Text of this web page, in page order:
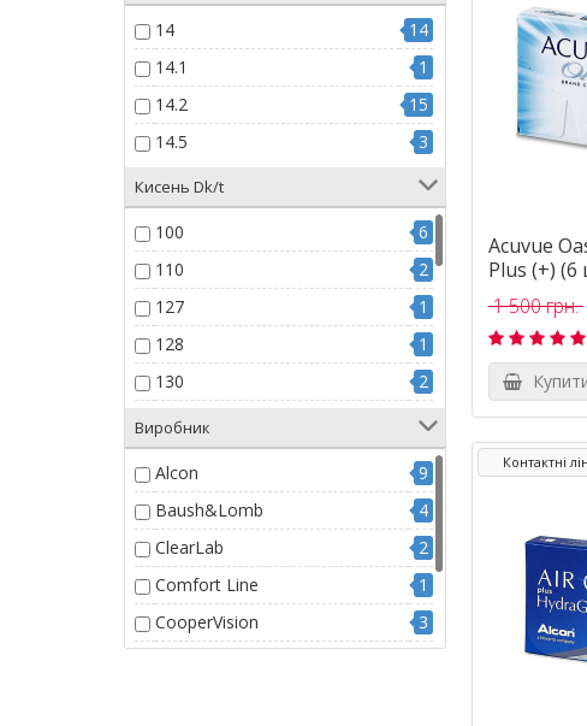
14
14
14.1
1
14.2
15
14.5
3
Кисень Dk/t
100
6
110
2
127
1
128
1
130
2
15.7
1
160
1
163
1
18
3
25.23
2
27.5
1
28
1
Виробник
Alcon
9
Baush&Lomb
4
ClearLab
2
Comfort Line
1
CooperVision
3
Acuvue
Plus (+) (6
1 500 грн.
Контактні